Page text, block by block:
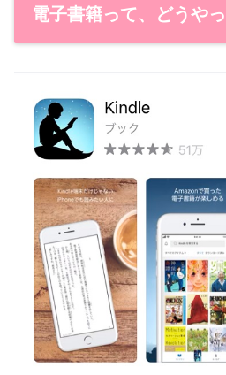
電子書籍って、どうや